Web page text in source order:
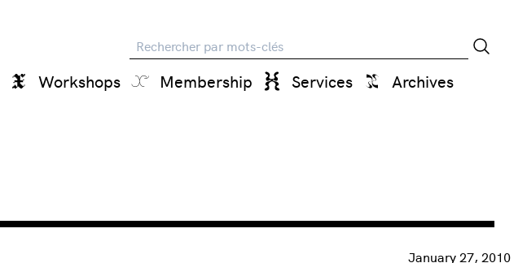
Recherche
Workshops Membership Services
Archives
January 27, 2010